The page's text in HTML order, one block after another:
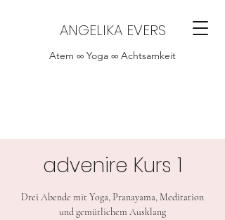
ANGELIKA EVERS
Atem ∞ Yoga ∞ Achtsamkeit
advenire Kurs 1
Drei Abende mit Yoga, Pranayama, Meditation
und gemütlichem Ausklang